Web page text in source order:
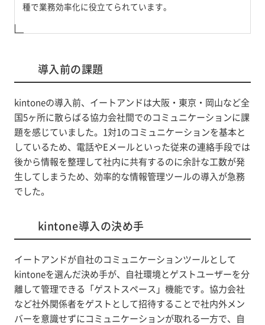
種で業務効率化に役立てられています。
導入前の課題
kintoneの導入前、イートアンドは大阪・東京・岡山など全
国5ヶ所に散らばる協力会社間でのコミュニケーションに課
題を感じていました。1対1のコミュニケーションを基本と
しているため、電話やEメールといった従来の連絡手段では
後から情報を整理して社内に共有するのに余計な工数が発
生してしまうため、効率的な情報管理ツールの導入が急務
でした。
kintone導入の決め手
イートアンドが自社のコミュニケーションツールとして
kintoneを選んだ決め手が、自社環境とゲストユーザーを分
離して管理できる「ゲストスペース」機能です。協力会社
など社外関係者をゲストとして招待することで社内外メン
バーを意識せずにコミュニケーションが取れる一方で、自